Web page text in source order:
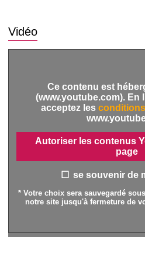
Vidéo
Ce contenu est
(www.youtube.com). En
acceptez les
Autoriser les contenus
page
se souvenir de
* Votre choix sera sauvegardé
notre site jusqu'à fermeture de